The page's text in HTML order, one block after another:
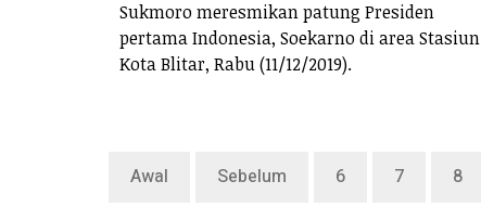
Sukmoro meresmikan patung Presiden
pertama Indonesia, Soekarno di area Stasiun
Kota Blitar, Rabu (11/12/2019).
Awal Sebelum 6 7 8